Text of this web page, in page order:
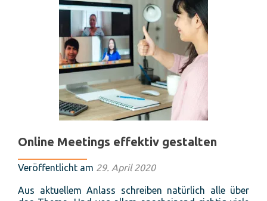
öffentlichen
Verwaltung
Online Meetings effektiv gestalten
Veröffentlicht am 29. April 2020
Aus aktuellem Anlass schreiben natürlich alle über